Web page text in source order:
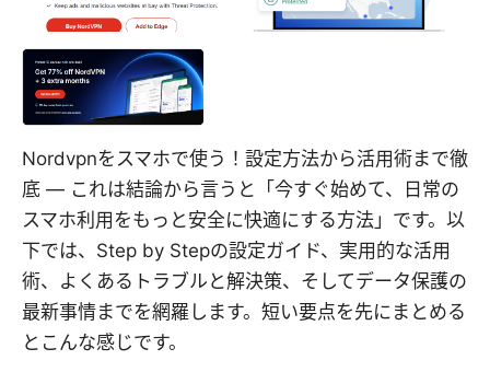
Nordvpnをスマホで使う！設定方法から活用術まで徹
底 — これは結論から言うと「今すぐ始めて、日常の
スマホ利用をもっと安全に快適にする方法」です。以
下では、Step by Stepの設定ガイド、実用的な活用
術、よくあるトラブルと解決策、そしてデータ保護の
最新事情までを網羅します。短い要点を先にまとめる
とこんな感じです。